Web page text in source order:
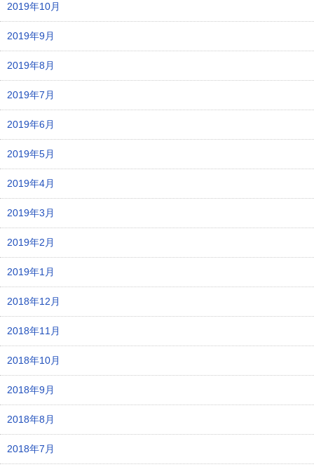
2019年10月
2019年9月
2019年8月
2019年7月
2019年6月
2019年5月
2019年4月
2019年3月
2019年2月
2019年1月
2018年12月
2018年11月
2018年10月
2018年9月
2018年8月
2018年7月